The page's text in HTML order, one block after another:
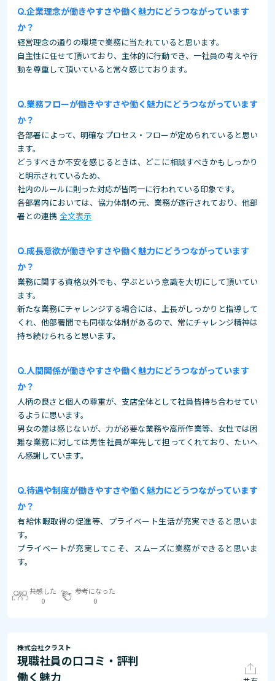
企業理念が働きやすさや働く魅力にどうつながっています
か？
経営理念の通りの環境で業務に当たれていると思います。
自主性に任せて頂いており、主体的に行動でき、一社員の考えや行
動を尊重して頂いていると常々感じております。
業務フローが働きやすさや働く魅力にどうつながっています
か？
各部署によって、明確なプロセス・フローが定められていると思い
ます。
どうすべきか不安を感じるときは、どこに相談すべきかもしっかり
と明示されているため、
社内のルールに則った対応が皆同一に行われている印象です。
各部署内においては、協力体制の元、業務が遂行されており、他部
署との連携 全文表示
成長意欲が働きやすさや働く魅力にどうつながっています
か？
業務に関する資格以外でも、学ぶという意識を大切にして頂いてい
ます。
新たな業務にチャレンジする場合には、上長がしっかりと指導して
くれ、他部署間でも同様な体制があるので、常にチャレンジ精神は
持ち続けられると思います。
人間関係が働きやすさや働く魅力にどうつながっています
か？
人柄の良さと個人の尊重が、支店全体として社員皆持ち合わせてい
るように思います。
男女の差は感じないが、力が必要な業務や高所作業等、女性では困
難な業務に対しては男性社員が率先して担ってくれており、たいへ
ん感謝しています。
待遇や制度が働きやすさや働く魅力にどうつながっています
か？
有給休暇取得の促進等、プライベート生活が充実できると思いま
す。
プライベートが充実してこそ、スムーズに業務ができると思いま
す。
共感した
0
参考になった
0
株式会社クラスト
現職社員の口コミ・評判
働く魅力